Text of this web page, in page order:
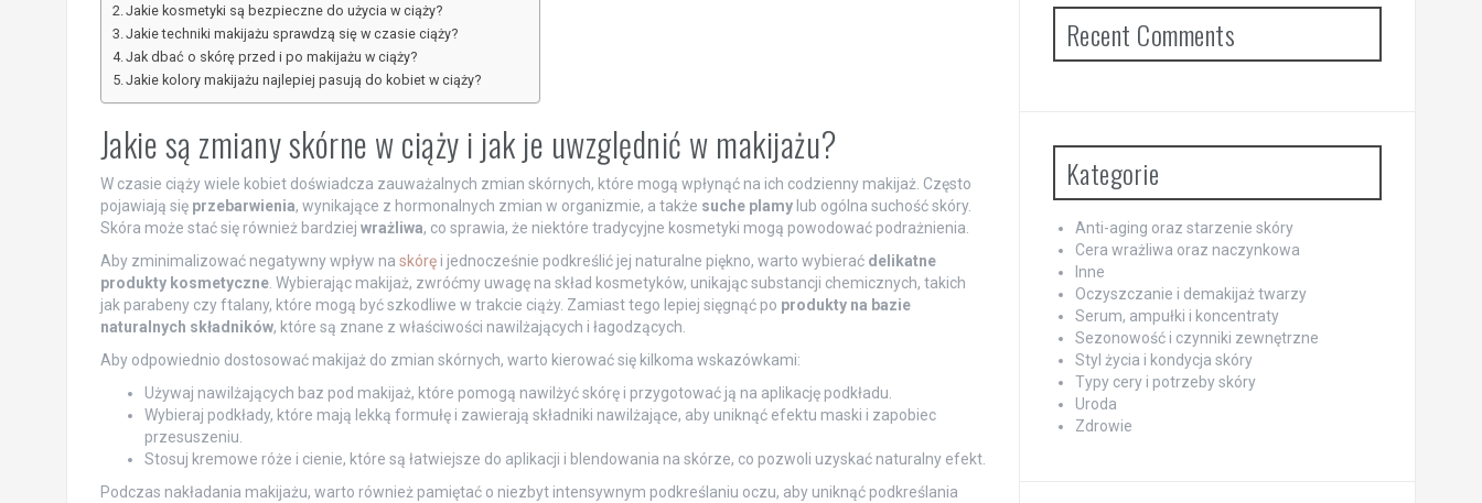
Jakie kosmetyki są bezpieczne do użycia w ciąży?
Jakie techniki makijażu sprawdzą się w czasie ciąży?
Jak dbać o skórę przed i po makijażu w ciąży?
Jakie kolory makijażu najlepiej pasują do kobiet w ciąży?
Jakie są zmiany skórne w ciąży i jak je uwzględnić w makijażu?
W czasie ciąży wiele kobiet doświadcza zauważalnych zmian skórnych, które mogą wpłynąć na ich codzienny makijaż. Często
pojawiają się przebarwienia, wynikające z hormonalnych zmian w organizmie, a także suche plamylub ogólna suchość skóry.
Skóra może stać się również bardziej wrażliwa, co sprawia, że niektóre tradycyjne kosmetyki mogą powodować podrażnienia.
Aby zminimalizować negatywny wpływ na skóręi jednocześnie podkreślić jej naturalne piękno, warto wybierać delikatne
produkty kosmetyczne. Wybierając makijaż, zwróćmy uwagę na skład kosmetyków, unikając substancji chemicznych, takich
jak parabeny czy ftalany, które mogą być szkodliwe w trakcie ciąży. Zamiast tego lepiej sięgnąć po produkty na bazie
naturalnych składników, które są znane z właściwości nawilżających i łagodzących.
Aby odpowiednio dostosować makijaż do zmian skórnych, warto kierować się kilkoma wskazówkami:
Używaj nawilżających baz pod makijaż, które pomogą nawilżyć skórę i przygotować ją na aplikację podkładu.
Wybieraj podkłady, które mają lekką formułę i zawierają składniki nawilżające, aby uniknąć efektu maski i zapobiec
przesuszeniu.
Stosuj kremowe róże i cienie, które są łatwiejsze do aplikacji i blendowania na skórze, co pozwoli uzyskać naturalny efekt.
Podczas nakładania makijażu, warto również pamiętać o niezbyt intensywnym podkreślaniu oczu, aby uniknąć podkreślania
Recent Comments
Kategorie
Anti-aging oraz starzenie skóry
Cera wrażliwa oraz naczynkowa
Inne
Oczyszczanie i demakijaż twarzy
Serum, ampułki i koncentraty
Sezonowość i czynniki zewnętrzne
Styl życia i kondycja skóry
Typy cery i potrzeby skóry
Uroda
Zdrowie